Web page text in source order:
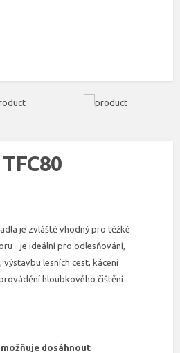
je zvláště vhodný pro těžké
- je ideální pro odlesňování,
lesních cest, kácení
hloubkového čištění
dosáhnout